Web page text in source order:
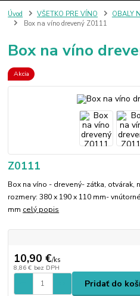
Úvod VŠETKO PRE VÍNO OBALY
Box na víno drevený Z0111
Box na víno
Akcia
Z0111
Box na víno - drevený- zátka,
rozmery: 380 x 190 x 110 mm-
mm celý popis
10,90 €/ks
8,86 € bez DPH
Pridať do